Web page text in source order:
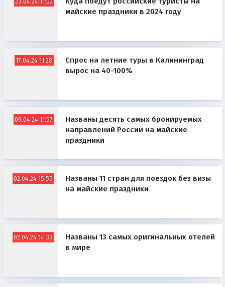
майские праздники в 2024 году
17.04.24 11:28
Спрос на летние туры в Калининград
вырос на 40-100%
09.04.24 11:57
Названы десять самых бронируемых
направлений России на майские
праздники
02.04.24 15:55
Названы 11 стран для поездок без визы
на майские праздники
02.04.24 14:33
Названы 13 самых оригинальных отелей
в мире